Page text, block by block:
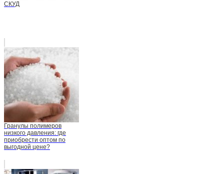
СКУД
Гранулы полимеров
низкого давления: где
приобрести оптом по
выгодной цене?